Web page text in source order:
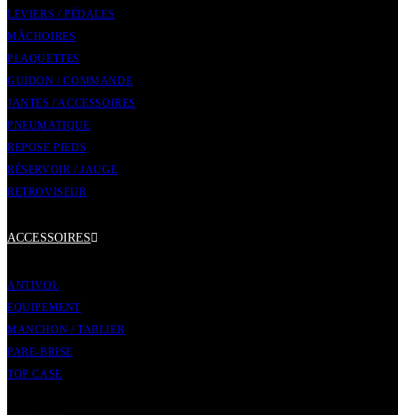
LEVIERS / PÉDALES
MÂCHOIRES
PLAQUETTES
GUIDON / COMMANDE
JANTES / ACCESSOIRES
PNEUMATIQUE
REPOSE PIEDS
RÉSERVOIR / JAUGE
RETROVISEUR
ACCESSOIRES
ANTIVOL
EQUIPEMENT
MANCHON / TABLIER
PARE-BRISE
TOP CASE